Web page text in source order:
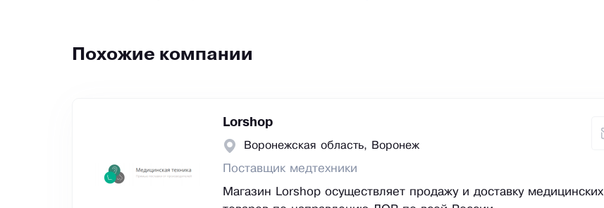
Похожие компании
Lorshop
Воронежская область, Воронеж
Поставщик медтехники
Магазин Lorshop осуществляет продажу и доставку медицинских